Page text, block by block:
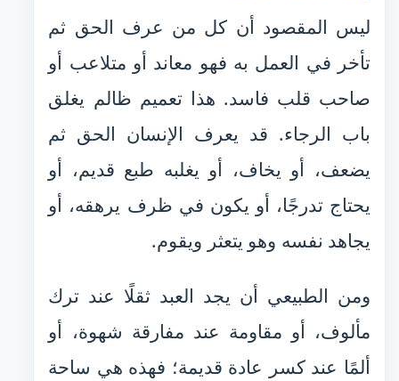
ليس المقصود أن كل من عرف الحق ثم
تأخر في العمل به فهو معاند أو متلاعب أو
صاحب قلب فاسد. هذا تعميم ظالم يغلق
باب الرجاء. قد يعرف الإنسان الحق ثم
يضعف، أو يخاف، أو يغلبه طبع قديم، أو
يحتاج تدرجًا، أو يكون في ظرف يرهقه، أو
يجاهد نفسه وهو يتعثر ويقوم.
ومن الطبيعي أن يجد العبد ثقلًا عند ترك
مألوف، أو مقاومة عند مفارقة شهوة، أو
ألمًا عند كسر عادة قديمة؛ فهذه هي ساحة